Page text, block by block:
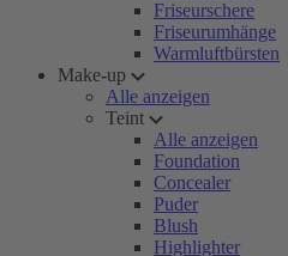
Friseurschere
Friseurumhänge
Warmluftbürsten
Make-up
Alle anzeigen
Teint
Alle anzeigen
Foundation
Concealer
Puder
Blush
Highlighter